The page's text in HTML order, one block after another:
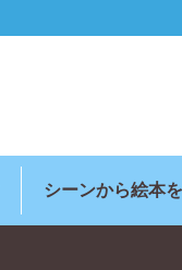
シーンから絵本